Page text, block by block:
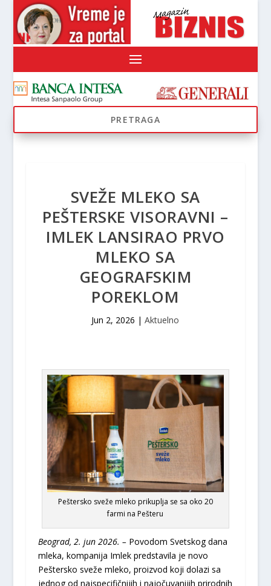
SVEŽE MLEKO SA
PEŠTERSKE VISORAVNI –
IMLEK LANSIRAO PRVO
MLEKO SA
GEOGRAFSKIM
POREKLOM
Jun 2, 2026 |Aktuelno
Peštersko sveže mleko prikuplja se sa oko 20
farmi na Pešteru
Beograd, 2. jun 2026. –Povodom Svetskog dana
mleka, kompanija Imlek predstavila je novo
Peštersko sveže mleko, proizvod koji dolazi sa
jednog od najspecifičnijih i najočuvanijih prirodnih